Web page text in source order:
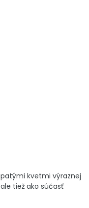
kvetmi výraznej
tiež ako súčasť